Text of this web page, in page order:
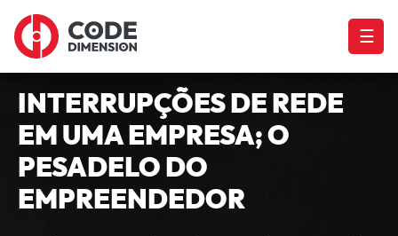
☰
INTERRUPÇÕES DE REDE
EM UMA EMPRESA; O
PESADELO DO
EMPREENDEDOR